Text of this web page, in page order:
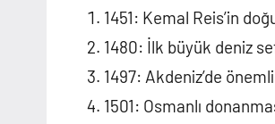
1451: Kemal Reis’in
1480: İlk büyük deniz
1497: Akdeniz’de
1501: Osmanlı